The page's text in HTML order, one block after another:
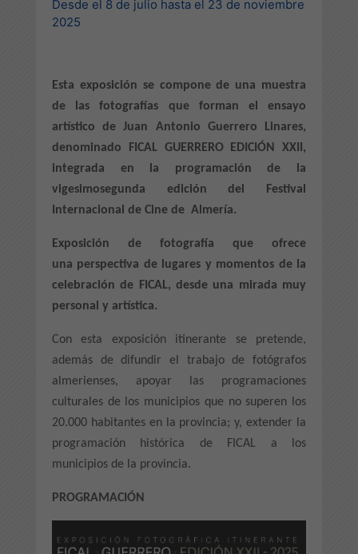
Desde el 8 de julio hasta el 23 de noviembre
2025
Esta exposición se compone de una muestra
de las fotografías que forman el ensayo
artístico de Juan Antonio Guerrero Linares,
denominado FICAL GUERRERO EDICIÓN XXII,
integrada en la programación de la
vigesimosegunda edición del Festival
Internacional de Cine de Almería.
Exposición de fotografía que ofrece
una perspectiva de lugares y momentos de la
celebración de FICAL, desde una mirada muy
personal y artística.
Con esta exposición itinerante se pretende,
además de difundir el trabajo de fotógrafos
almerienses, apoyar las programaciones
culturales de los municipios que no superen los
20.000 habitantes en la provincia; y, extender la
programación histórica de FICAL a los
municipios de la provincia.
PROGRAMACIÓN